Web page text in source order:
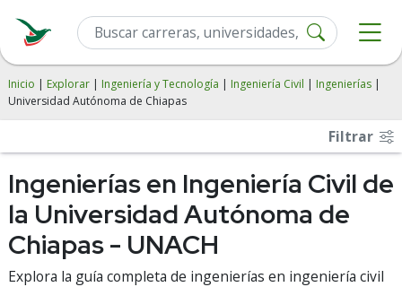
Inicio | Explorar | Ingeniería y Tecnología | Ingeniería Civil | Ingenierías |
Universidad Autónoma de Chiapas
Filtrar
Ingenierías en Ingeniería Civil de
la Universidad Autónoma de
Chiapas - UNACH
Explora la guía completa de ingenierías en ingeniería civil